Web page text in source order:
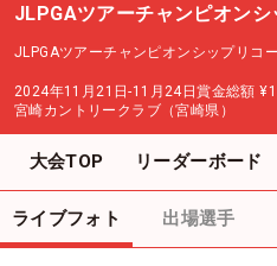
JLPGAツアーチャンピオン
JLPGAツアーチャンピオンシップリコ
2024年11月21日-11月24日賞金総額
宮崎カントリークラブ（宮崎県）
大会TOP リーダーボード
ライブフォト 出場選手